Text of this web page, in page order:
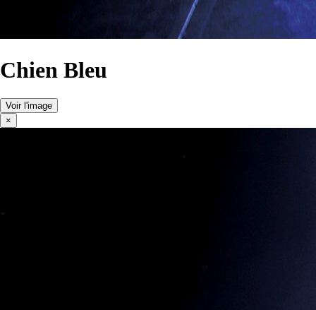
Chien Bleu
Voir l'image
×